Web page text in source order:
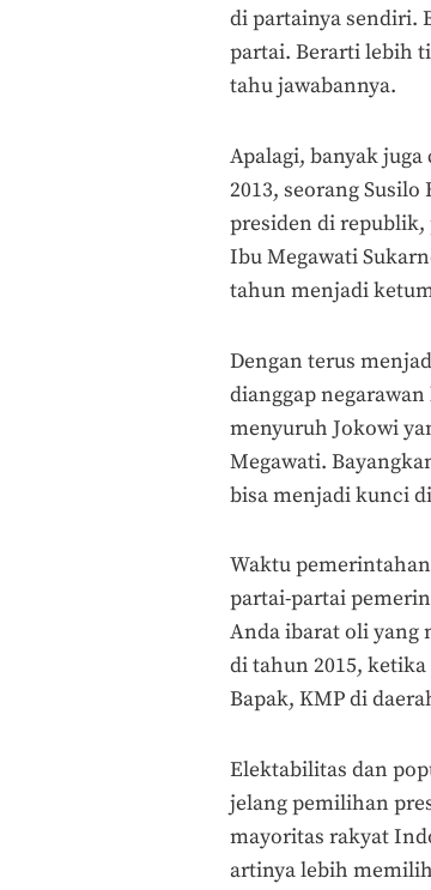
di partainya sendiri.
partai. Berarti lebih
tahu jawabannya.
Apalagi, banyak
2013, seorang
presiden di
Ibu Megawati
tahun menjadi
Dengan terus
dianggap
menyuruh Jokowi
Megawati.
bisa menjadi kunci
Waktu
partai-partai
Anda ibarat oli yang
di tahun 2015,
Bapak, KMP di
Elektabilitas dan
jelang pemilihan
mayoritas rakyat
artinya lebih